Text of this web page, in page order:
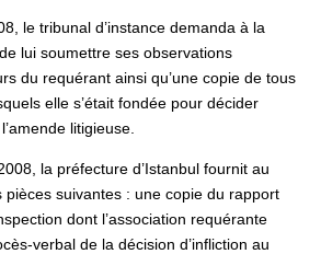
le tribunal d’instance demanda à la
lui soumettre ses observations
du requérant ainsi qu’une copie de tous
elle s’était fondée pour décider
litigieuse.
la préfecture d’Istanbul fournit au
pièces suivantes : une copie du rapport
dont l’association requérante
verbal de la décision d’infliction au